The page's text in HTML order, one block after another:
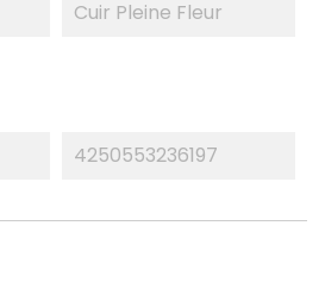
Cuir Pleine Fleur
4250553236197